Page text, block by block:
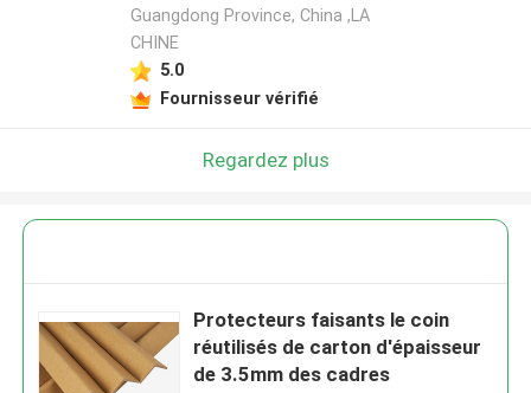
Guangdong Province, China ,LA
CHINE
5.0
Fournisseur vérifié
Regardez plus
Protecteurs faisants le coin
réutilisés de carton d'épaisseur
de 3.5mm des cadres